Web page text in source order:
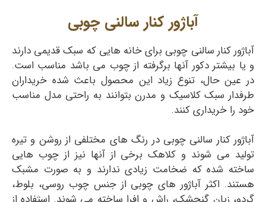
آباژور کنار سالنی چوبی
آباژور کنار سالنی چوبی برای خانه هایی که سبک قدیمی دارند
و یا بیشتر دکور آنها برگرفته از چوب می باشد مناسب است.
در عین حال، تنوع زیاد این محصول باعث شده خریداران
طرفدار سبک کلاسیک و مدرن بتوانند به راحتی مدل مناسب
خود را خریداری کنند.
آباژور کنار سالنی چوبی در رنگ های مختلفی از روشن و تیره
تولید می شوند و کلاهک برخی از آنها نیز از چوب هایی
ساخته شده که ضخامت زیادی ندارند و به صورت مشبک
هستند. اکثر آباژور های چوبی از جنس چوب روسی، بلوط،